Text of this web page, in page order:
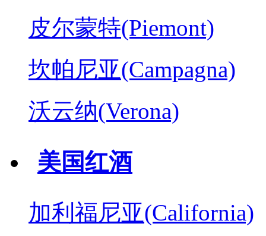
皮尔蒙特(Piemont)
坎帕尼亚(Campagna)
沃云纳(Verona)
美国红酒
加利福尼亚(California)